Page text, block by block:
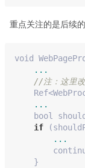
重点关注的是后续
void
...
//注：这里
...
bool
if
...
    }